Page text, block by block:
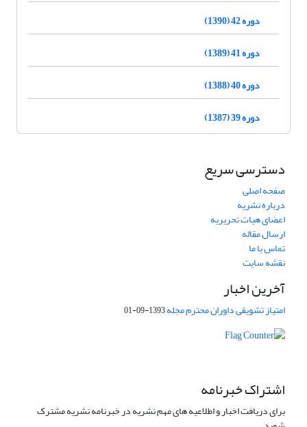
دوره 42 (1390)
دوره 41 (1389)
دوره 40 (1388)
دوره 39 (1387)
دسترسی سریع
صفحه اصلی
درباره نشریه
اعضای هیات تحریریه
ارسال مقاله
تماس با ما
نقشه سایت
آخرین اخبار
امتیاز تشویقی داوران محترم مجله1393-09-01
اشتراک خبرنامه
برای دریافت اخبار و اطلاعیه های مهم نشریه در خبرنامه نشریه مشترک